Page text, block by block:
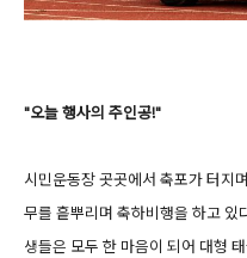
"오늘 행사의 주인공!"
시민운동장 곳곳에서 축포가 터지
무를 흩뿌리며 축하비행을 하고 있
생들은 모두 한 마음이 되어 대형